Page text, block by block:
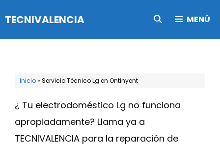
al
contenido
TECNIVALENCIA MENÚ
Inicio» Servicio Técnico Lg en Ontinyent
¿ Tu electrodoméstico Lg no funciona
apropiadamente? Llama ya a
TECNIVALENCIA para la reparación de